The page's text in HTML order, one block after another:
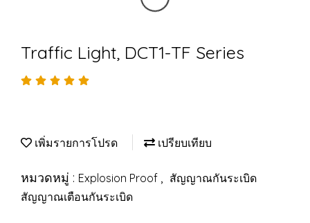
Traffic Light, DCT1-TF Series
เพิ่มรายการโปรด เปรียบเทียบ
หมวดหมู่ : Explosion Proof , สัญญาณกันระเบิด
สัญญาณเตือนกันระเบิด